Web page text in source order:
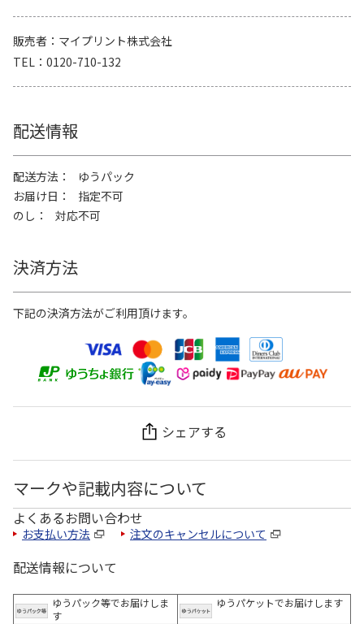
販売者
マイプリント株式会社
TEL
0120-710-132
配送情報
配送方法
ゆうパック
お届け日
指定不可
のし
対応不可
決済方法
下記の決済方法がご利用頂けます。
シェアする
マークや記載内容について
よくあるお問い合わせ
お支払い方法 注文のキャンセルについて
配送情報について
ゆうパック等でお届けしま
す
ゆうパケットでお届けします